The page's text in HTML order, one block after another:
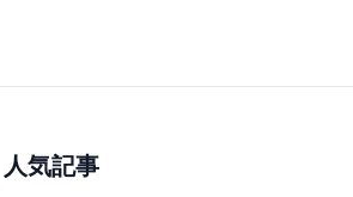
人気記事